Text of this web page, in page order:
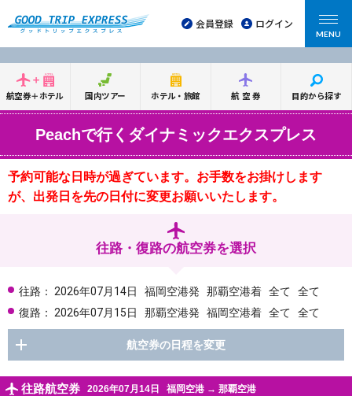
会員登録 ログイン
MENU
航空券＋ホテル 国内ツアー ホテル・旅館 航空券 目的から探す
Peachで行くダイナミックエクスプレス
予約可能な日時が過ぎています。お手数をお掛けします
が、出発日を先の日付に変更お願いいたします。
往路・復路の航空券を選択
往路： 2026年07月14日 福岡空港発 那覇空港着 全て
全て
復路： 2026年07月15日 那覇空港発 福岡空港着 全て 全て
航空券の日程を変更
往路航空券 2026年07月14日 福岡空港 → 那覇空港